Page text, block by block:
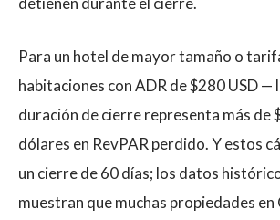
Para un hotel de mayor tamaño o
habitaciones con ADR de $280 USD —
duración de cierre representa más de
dólares en RevPAR perdido. Y estos
un cierre de 60 días; los datos
muestran que muchas propiedades en